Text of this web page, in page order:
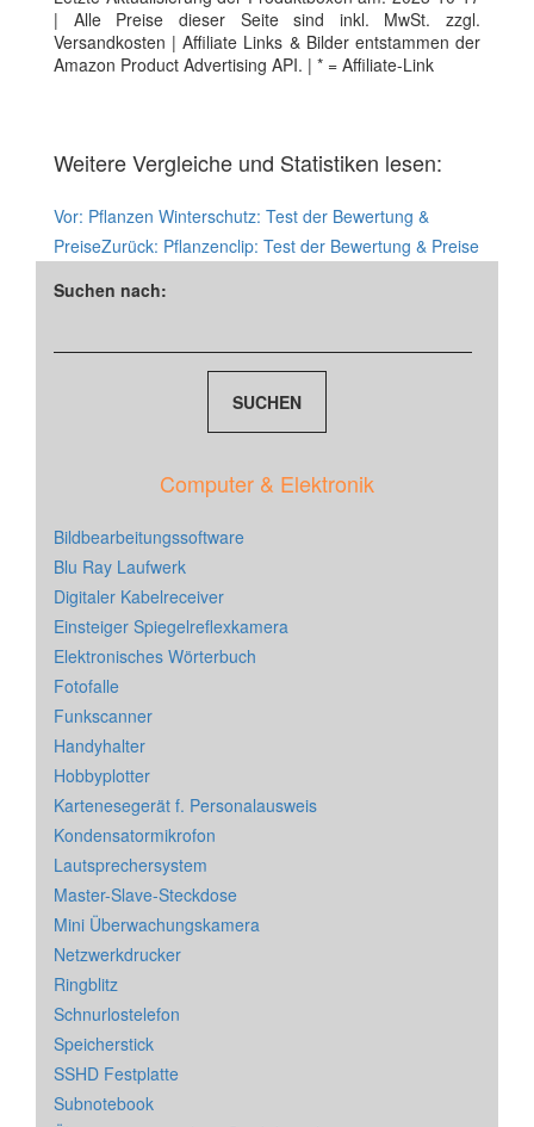
| Alle Preise dieser Seite sind inkl. MwSt. zzgl.
Versandkosten | Affiliate Links & Bilder entstammen der
Amazon Product Advertising API. | * = Affiliate-Link
Weitere Vergleiche und Statistiken lesen:
Vor: Pflanzen Winterschutz: Test der Bewertung &
PreiseZurück: Pflanzenclip: Test der Bewertung & Preise
Suchen nach:
Computer & Elektronik
Bildbearbeitungssoftware
Blu Ray Laufwerk
Digitaler Kabelreceiver
Einsteiger Spiegelreflexkamera
Elektronisches Wörterbuch
Fotofalle
Funkscanner
Handyhalter
Hobbyplotter
Kartenesegerät f. Personalausweis
Kondensatormikrofon
Lautsprechersystem
Master-Slave-Steckdose
Mini Überwachungskamera
Netzwerkdrucker
Ringblitz
Schnurlostelefon
Speicherstick
SSHD Festplatte
Subnotebook